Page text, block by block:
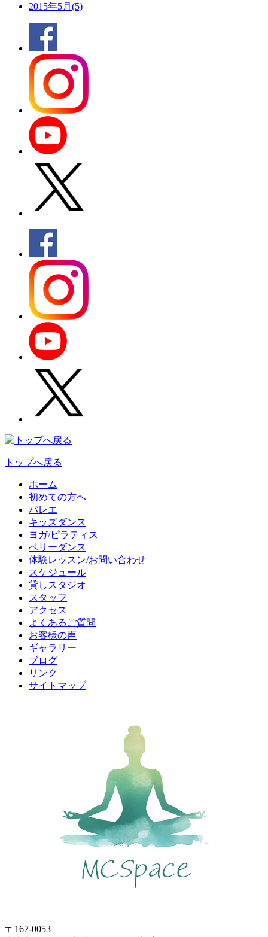
2015年5月(5)
トップへ戻る
ホーム
初めての方へ
バレエ
キッズダンス
ヨガ/ピラティス
ベリーダンス
体験レッスン/お問い合わせ
スケジュール
貸しスタジオ
スタッフ
アクセス
よくあるご質問
お客様の声
ギャラリー
ブログ
リンク
サイトマップ
〒167-0053